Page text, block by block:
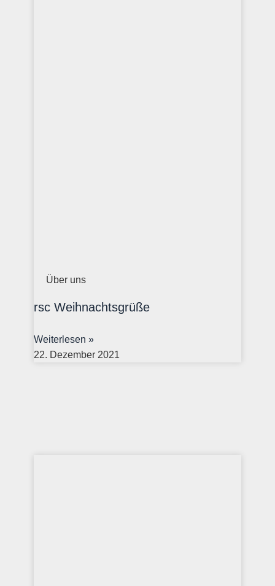
Über uns
rsc Weihnachtsgrüße
Weiterlesen »
22. Dezember 2021